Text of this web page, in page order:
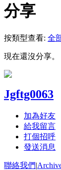
分享
按類型查看: 全
現在還沒分享。
Jgftg0063
加為好友
給我留言
打個招呼
發送消息
聯絡我們|